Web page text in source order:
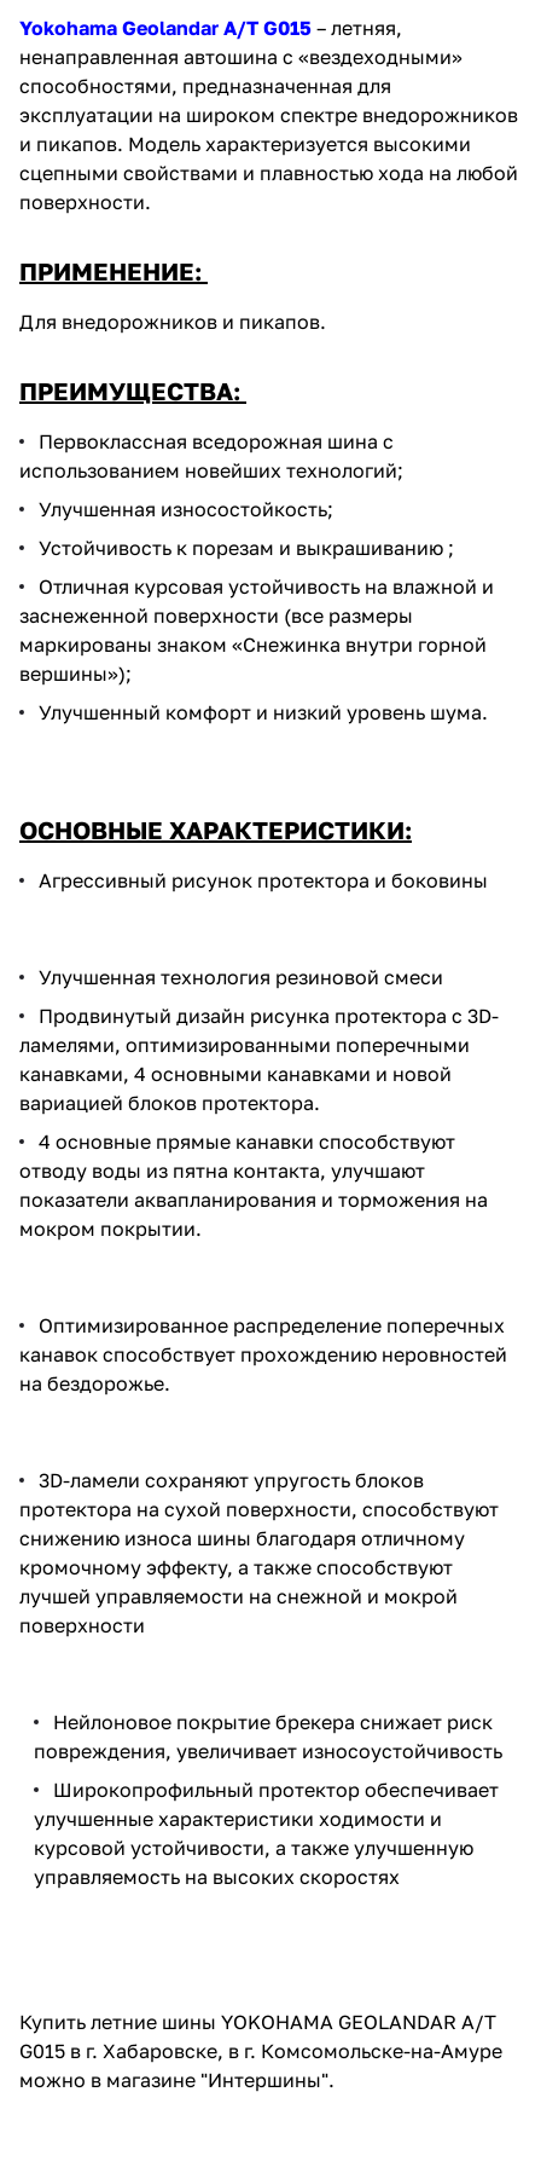
Yokohama Geolandar A/T G015 – летняя,
ненаправленная автошина с «вездеходными»
способностями, предназначенная для
эксплуатации на широком спектре внедорожников
и пикапов. Модель характеризуется высокими
сцепными свойствами и плавностью хода на любой
поверхности.
ПРИМЕНЕНИЕ:
Для внедорожников и пикапов.
ПРЕИМУЩЕСТВА:
Первоклассная вседорожная шина с
использованием новейших технологий;
Улучшенная износостойкость;
Устойчивость к порезам и выкрашиванию ;
Отличная курсовая устойчивость на влажной и
заснеженной поверхности (все размеры
маркированы знаком «Снежинка внутри горной
вершины»);
Улучшенный комфорт и низкий уровень шума.
ОСНОВНЫЕ ХАРАКТЕРИСТИКИ:
Агрессивный рисунок протектора и боковины
Улучшенная технология резиновой смеси
Продвинутый дизайн рисунка протектора с 3D-
ламелями, оптимизированными поперечными
канавками, 4 основными канавками и новой
вариацией блоков протектора.
4 основные прямые канавки способствуют
отводу воды из пятна контакта, улучшают
показатели аквапланирования и торможения на
мокром покрытии.
Оптимизированное распределение поперечных
канавок способствует прохождению неровностей
на бездорожье.
3D-ламели сохраняют упругость блоков
протектора на сухой поверхности, способствуют
снижению износа шины благодаря отличному
кромочному эффекту, а также способствуют
лучшей управляемости на снежной и мокрой
поверхности
Нейлоновое покрытие брекера снижает риск
повреждения, увеличивает износоустойчивость
Широкопрофильный протектор обеспечивает
улучшенные характеристики ходимости и
курсовой устойчивости, а также улучшенную
управляемость на высоких скоростях
Купить летние шины YOKOHAMA GEOLANDAR A/T
G015 в г. Хабаровске, в г. Комсомольске-на-Амуре
можно в магазине "Интершины".